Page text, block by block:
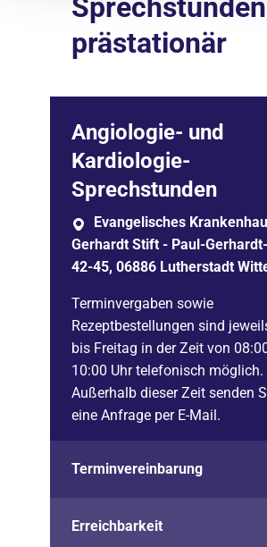
prästationär
Angiologie- und
Kardiologie-
Sprechstunden
Evangelisches
Gerhardt Stift - Paul-
42-45, 06886 Lutherstadt
Terminvergaben sowie
Rezeptbestellungen sind
bis Freitag in der Zeit von
10:00 Uhr telefonisch möglich.
Außerhalb dieser Zeit senden
eine Anfrage per E-Mail.
Terminvereinbarung
Erreichbarkeit